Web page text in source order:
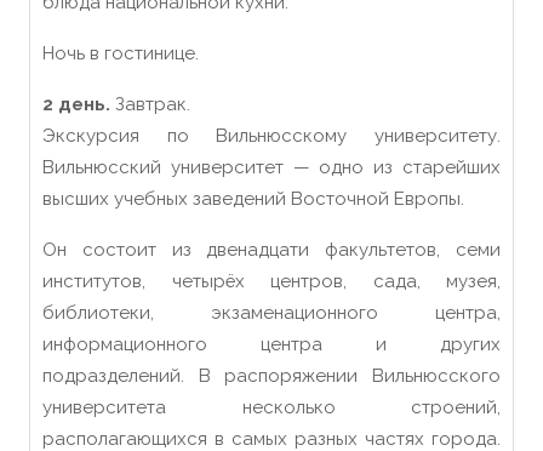
Ночь в гостинице.
2 день. Завтрак.
Экскурсия по Вильнюсскому университету.
Вильнюсский университет — одно из старейших
высших учебных заведений Восточной Европы.
Он состоит из двенадцати факультетов, семи
институтов, четырёх центров, сада, музея,
библиотеки, экзаменационного центра,
информационного центра и других
подразделений. В распоряжении Вильнюсского
университета несколько строений,
располагающихся в самых разных частях города.